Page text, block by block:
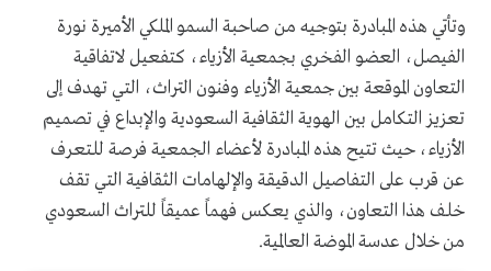
وتأتي هذه المبادرة بتوجيه من صاحبة السمو الملكي الأميرة نورة
الفيصل، العضو الفخري بجمعية الأزياء، كتفعيل لاتفاقية
التعاون الموقعة بين جمعية الأزياء وفنون التراث، التي تهدف إلى
تعزيز التكامل بين الهوية الثقافية السعودية والإبداع في تصميم
الأزياء، حيث تتيح هذه المبادرة لأعضاء الجمعية فرصة للتعرف
عن قرب على التفاصيل الدقيقة والإلهامات الثقافية التي تقف
خلف هذا التعاون، والذي يعكس فهماً عميقاً للتراث السعودي
من خلال عدسة الموضة العالمية.